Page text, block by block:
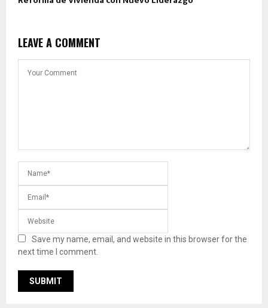
LEAVE A COMMENT
Save my name, email, and website in this browser for the
next time I comment.